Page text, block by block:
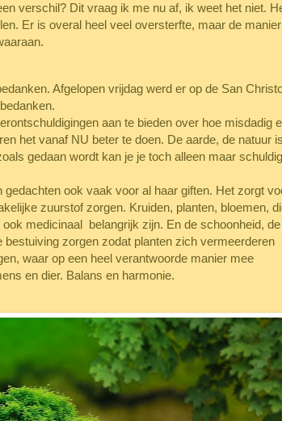
verschil? Dit vraag ik me nu af, ik weet het niet.
Er is overal heel veel oversterfte, maar de manier
Afgelopen vrijdag werd er op de San
aan te bieden over hoe misdadig
het vanaf NU beter te doen. De aarde, de natuur
gedaan wordt kan je je toch alleen maar schuldig
ook vaak voor al haar giften. Het zorgt
zuurstof zorgen. Kruiden, planten, bloemen,
medicinaal belangrijk zijn. En de schoonheid, de
zorgen zodat planten zich vermeerderen
waar op een heel verantwoorde manier mee
en dier. Balans en harmonie.